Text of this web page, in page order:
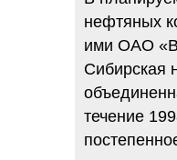
нефтяных
ими ОАО
Сибирская
течение